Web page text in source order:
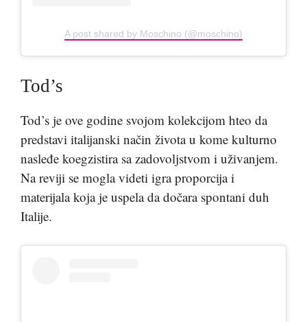
A post shared by Moschino (@moschino)
Tod’s
Tod’s je ove godine svojom kolekcijom hteo da
predstavi italijanski način života u kome kulturno
nasleđe koegzistira sa zadovoljstvom i uživanjem.
Na reviji se mogla videti igra proporcija i
materijala koja je uspela da dočara spontani duh
Italije.